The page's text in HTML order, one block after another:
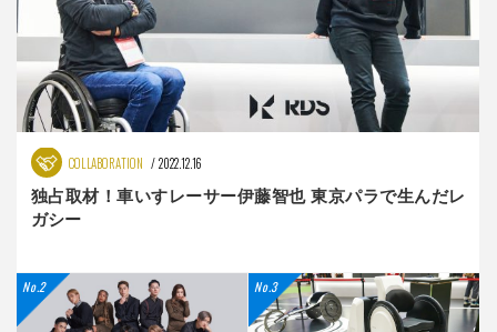
COLLABORATION 2022.12.16
独占取材！車いすレーサー伊藤智也 東京パラで生んだレ
ガシー